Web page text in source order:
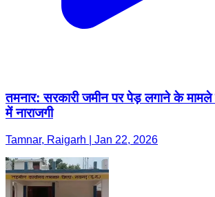
तमनार: सरकारी जमीन पर पेड़ लगाने के मामले
में नाराजगी
Tamnar, Raigarh | Jan 22, 2026